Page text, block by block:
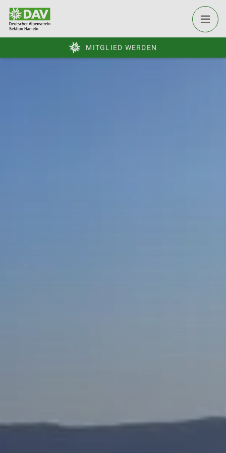
MITGLIED WERDEN